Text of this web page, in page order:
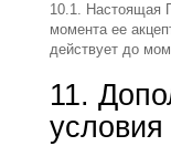
10.1. Настоящая
момента ее
действует до
11.
условия